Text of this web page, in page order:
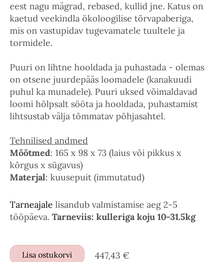
eest nagu mägrad, rebased, kullid jne. Katus on
kaetud veekindla ökoloogilise tõrvapaberiga,
mis on vastupidav tugevamatele tuultele ja
tormidele.
Puuri on lihtne hooldada ja puhastada - olemas
on otsene juurdepääs loomadele (kanakuudi
puhul ka munadele). Puuri uksed võimaldavad
loomi hõlpsalt sööta ja hooldada, puhastamist
lihtsustab välja tõmmatav põhjasahtel.
Tehnilised andmed
Mõõtmed: 165 x 98 x 73 (laius või pikkus x
kõrgus x sügavus)
Materjal: kuusepuit (immutatud)
Tarneajale lisandub valmistamise aeg 2-5
tööpäeva. Tarneviis: kulleriga koju 10-31.5kg
Lisa ostukorvi 447,43 €